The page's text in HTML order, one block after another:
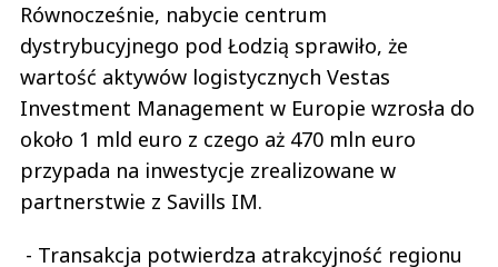
Równocześnie, nabycie centrum
dystrybucyjnego pod Łodzią sprawiło, że
wartość aktywów logistycznych Vestas
Investment Management w Europie wzrosła do
około 1 mld euro z czego aż 470 mln euro
przypada na inwestycje zrealizowane w
partnerstwie z Savills IM.
- Transakcja potwierdza atrakcyjność regionu